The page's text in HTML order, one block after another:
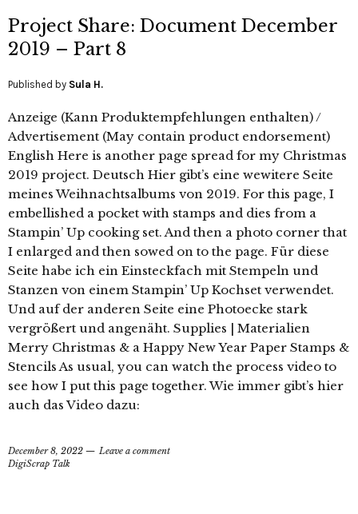
Project Share: Document December
2019 – Part 8
Published by Sula H.
Anzeige (Kann Produktempfehlungen enthalten) /
Advertisement (May contain product endorsement)
English Here is another page spread for my Christmas
2019 project. Deutsch Hier gibt’s eine wewitere Seite
meines Weihnachtsalbums von 2019. For this page, I
embellished a pocket with stamps and dies from a
Stampin’ Up cooking set. And then a photo corner that
I enlarged and then sowed on to the page. Für diese
Seite habe ich ein Einsteckfach mit Stempeln und
Stanzen von einem Stampin’ Up Kochset verwendet.
Und auf der anderen Seite eine Photoecke stark
vergrößert und angenäht. Supplies | Materialien
Merry Christmas & a Happy New Year Paper Stamps &
Stencils As usual, you can watch the process video to
see how I put this page together. Wie immer gibt’s hier
auch das Video dazu:
December 8, 2022
Leave a comment
DigiScrap Talk